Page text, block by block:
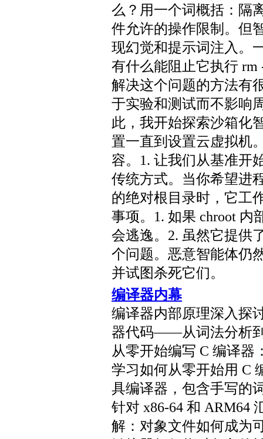
么？用一个词概括：隔
件允许的操作限制。但
现幻觉和提示词注入。
有什么能阻止它执行
解决这个问题的方法有
于实验和测试而不影响
此，我开始探索沙箱化
置一直到设置云虚拟机
容。1. 让我们从基准开
传统方式。当你希望进
的绝对根目录时，它工
事项。1. 如果 chroot 内
会逃逸。2. 虽然它提供
个问题。恶意智能体仍
并试图杀死它们。
编译器内幕
编译器内部原理深入探
器代码——从词法分析
从零开始编写 C 编译器
学习如何从零开始用 C
具编译器，包含手写的
针对 x86-64 和 ARM64
解：对象文件如何成为